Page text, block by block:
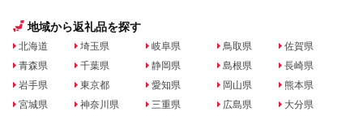
地域から返礼品を探す
北海道
青森県
岩手県
宮城県
埼玉県
千葉県
東京都
神奈川県
岐阜県
静岡県
愛知県
三重県
鳥取県
島根県
岡山県
広島県
佐賀県
長崎県
熊本県
大分県